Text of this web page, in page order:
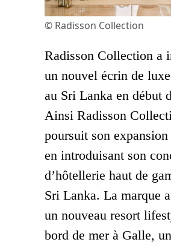
© Radisson Collection
Radisson Collection a
un nouvel écrin de
au Sri Lanka en début
Ainsi Radisson
poursuit son
en introduisant son
d’hôtellerie haut de
Sri Lanka. La marque
un nouveau resort
bord de mer à Galle,